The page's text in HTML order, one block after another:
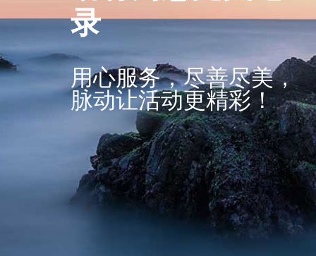
录
用心服务，尽善尽美，
脉动让活动更精彩！